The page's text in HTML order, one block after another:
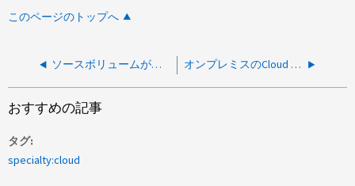
このページのトップへ
ソースボリュームが原因で Cloud Sync 関係をセットアップできません マウントされていません オンプレミスのCloud Sync データブローカーを新しいIPに移行したあと、どのような変更が必要になりますか？
おすすめの記事
タグ
specialty:cloud